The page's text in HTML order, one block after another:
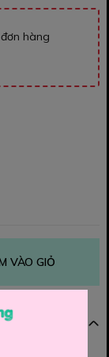
đơn hàng
VÀO GIỎ